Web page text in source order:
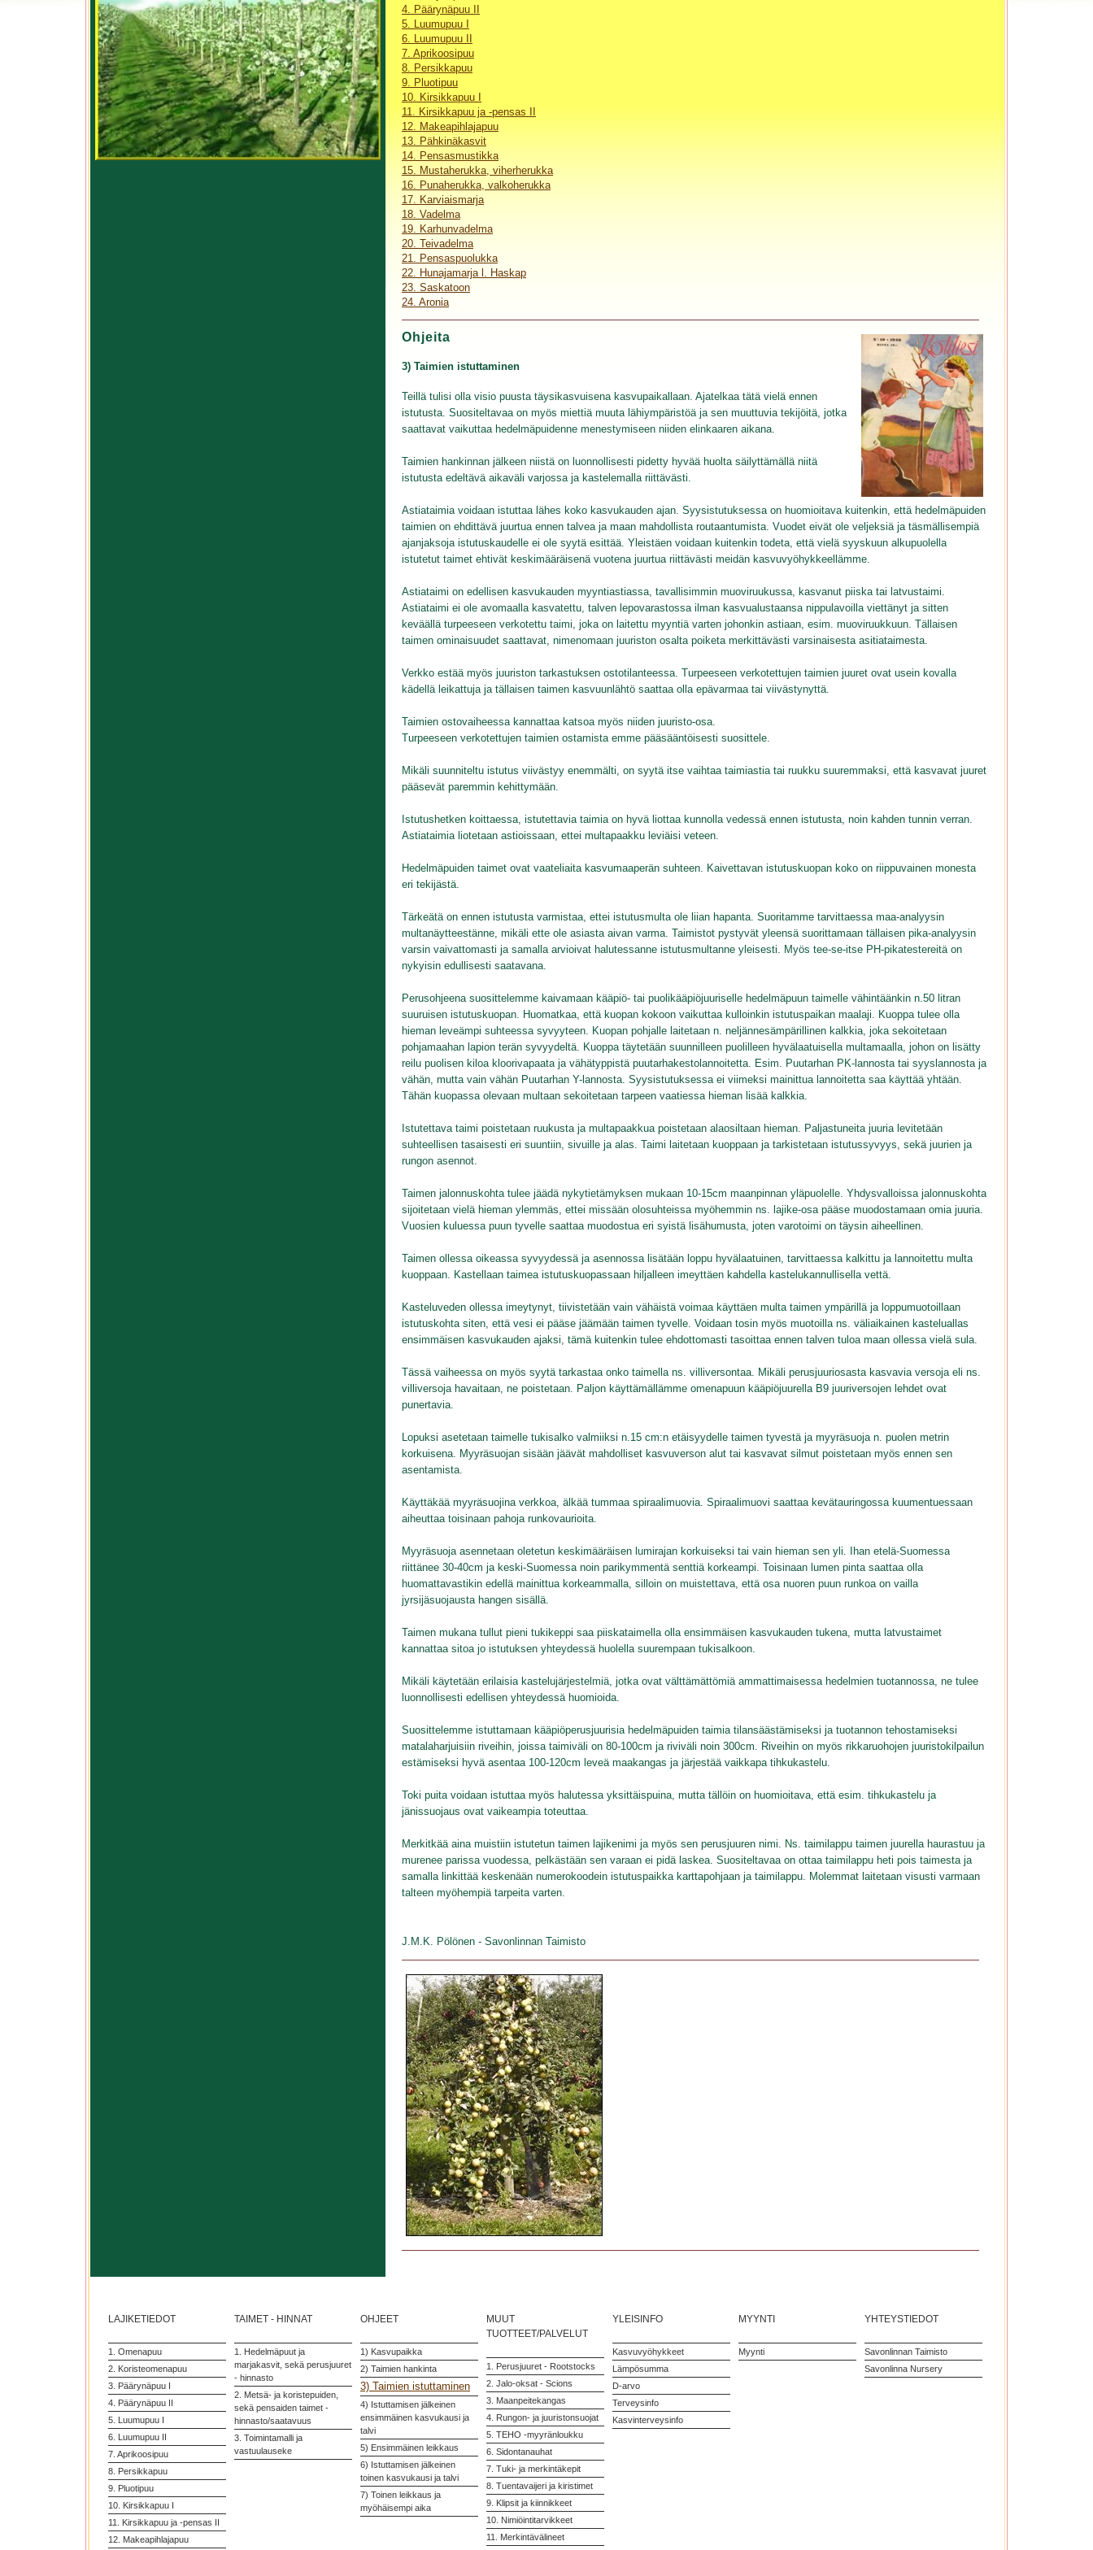
4. Päärynäpuu II
5. Luumupuu I
6. Luumupuu II
7. Aprikoosipuu
8. Persikkapuu
9. Pluotipuu
10. Kirsikkapuu I
11. Kirsikkapuu ja -pensas II
12. Makeapihlajapuu
13. Pähkinäkasvit
14. Pensasmustikka
15. Mustaherukka, viherherukka
16. Punaherukka, valkoherukka
17. Karviaismarja
18. Vadelma
19. Karhunvadelma
20. Teivadelma
21. Pensaspuolukka
22. Hunajamarja l. Haskap
23. Saskatoon
24. Aronia
Ohjeita
3) Taimien istuttaminen
Teillä tulisi olla visio puusta täysikasvuisena kasvupaikallaan. Ajatelkaa tätä vielä ennen
istutusta. Suositeltavaa on myös miettiä muuta lähiympäristöä ja sen muuttuvia tekijöitä, jotka
saattavat vaikuttaa hedelmäpuidenne menestymiseen niiden elinkaaren aikana.
Taimien hankinnan jälkeen niistä on luonnollisesti pidetty hyvää huolta säilyttämällä niitä
istutusta edeltävä aikaväli varjossa ja kastelemalla riittävästi.
Astiataimia voidaan istuttaa lähes koko kasvukauden ajan. Syysistutuksessa on huomioitava kuitenkin, että hedelmäpuiden
taimien on ehdittävä juurtua ennen talvea ja maan mahdollista routaantumista. Vuodet eivät ole veljeksiä ja täsmällisempiä
ajanjaksoja istutuskaudelle ei ole syytä esittää. Yleistäen voidaan kuitenkin todeta, että vielä syyskuun alkupuolella
istutetut taimet ehtivät keskimääräisenä vuotena juurtua riittävästi meidän kasvuvyöhykkeellämme.
Astiataimi on edellisen kasvukauden myyntiastiassa, tavallisimmin muoviruukussa, kasvanut piiska tai latvustaimi.
Astiataimi ei ole avomaalla kasvatettu, talven lepovarastossa ilman kasvualustaansa nippulavoilla viettänyt ja sitten
keväällä turpeeseen verkotettu taimi, joka on laitettu myyntiä varten johonkin astiaan, esim. muoviruukkuun. Tällaisen
taimen ominaisuudet saattavat, nimenomaan juuriston osalta poiketa merkittävästi varsinaisesta asitiataimesta.
Verkko estää myös juuriston tarkastuksen ostotilanteessa. Turpeeseen verkotettujen taimien juuret ovat usein kovalla
kädellä leikattuja ja tällaisen taimen kasvuunlähtö saattaa olla epävarmaa tai viivästynyttä.
Taimien ostovaiheessa kannattaa katsoa myös niiden juuristo-osa.
Turpeeseen verkotettujen taimien ostamista emme pääsääntöisesti suosittele.
Mikäli suunniteltu istutus viivästyy enemmälti, on syytä itse vaihtaa taimiastia tai ruukku suuremmaksi, että kasvavat juuret
pääsevät paremmin kehittymään.
Istutushetken koittaessa, istutettavia taimia on hyvä liottaa kunnolla vedessä ennen istutusta, noin kahden tunnin verran.
Astiataimia liotetaan astioissaan, ettei multapaakku leviäisi veteen.
Hedelmäpuiden taimet ovat vaateliaita kasvumaaperän suhteen. Kaivettavan istutuskuopan koko on riippuvainen monesta
eri tekijästä.
Tärkeätä on ennen istutusta varmistaa, ettei istutusmulta ole liian hapanta. Suoritamme tarvittaessa maa-analyysin
multanäytteestänne, mikäli ette ole asiasta aivan varma. Taimistot pystyvät yleensä suorittamaan tällaisen pika-analyysin
varsin vaivattomasti ja samalla arvioivat halutessanne istutusmultanne yleisesti. Myös tee-se-itse PH-pikatestereitä on
nykyisin edullisesti saatavana.
Perusohjeena suosittelemme kaivamaan kääpiö- tai puolikääpiöjuuriselle hedelmäpuun taimelle vähintäänkin n.50 litran
suuruisen istutuskuopan. Huomatkaa, että kuopan kokoon vaikuttaa kulloinkin istutuspaikan maalaji. Kuoppa tulee olla
hieman leveämpi suhteessa syvyyteen. Kuopan pohjalle laitetaan n. neljännesämpärillinen kalkkia, joka sekoitetaan
pohjamaahan lapion terän syvyydeltä. Kuoppa täytetään suunnilleen puolilleen hyvälaatuisella multamaalla, johon on lisätty
reilu puolisen kiloa kloorivapaata ja vähätyppistä puutarhakestolannoitetta. Esim. Puutarhan PK-lannosta tai syyslannosta ja
vähän, mutta vain vähän Puutarhan Y-lannosta. Syysistutuksessa ei viimeksi mainittua lannoitetta saa käyttää yhtään.
Tähän kuopassa olevaan multaan sekoitetaan tarpeen vaatiessa hieman lisää kalkkia.
Istutettava taimi poistetaan ruukusta ja multapaakkua poistetaan alaosiltaan hieman. Paljastuneita juuria levitetään
suhteellisen tasaisesti eri suuntiin, sivuille ja alas. Taimi laitetaan kuoppaan ja tarkistetaan istutussyvyys, sekä juurien ja
rungon asennot.
Taimen jalonnuskohta tulee jäädä nykytietämyksen mukaan 10-15cm maanpinnan yläpuolelle. Yhdysvalloissa jalonnuskohta
sijoitetaan vielä hieman ylemmäs, ettei missään olosuhteissa myöhemmin ns. lajike-osa pääse muodostamaan omia juuria.
Vuosien kuluessa puun tyvelle saattaa muodostua eri syistä lisähumusta, joten varotoimi on täysin aiheellinen.
Taimen ollessa oikeassa syvyydessä ja asennossa lisätään loppu hyvälaatuinen, tarvittaessa kalkittu ja lannoitettu multa
kuoppaan. Kastellaan taimea istutuskuopassaan hiljalleen imeyttäen kahdella kastelukannullisella vettä.
Kasteluveden ollessa imeytynyt, tiivistetään vain vähäistä voimaa käyttäen multa taimen ympärillä ja loppumuotoillaan
istutuskohta siten, että vesi ei pääse jäämään taimen tyvelle. Voidaan tosin myös muotoilla ns. väliaikainen kasteluallas
ensimmäisen kasvukauden ajaksi, tämä kuitenkin tulee ehdottomasti tasoittaa ennen talven tuloa maan ollessa vielä sula.
Tässä vaiheessa on myös syytä tarkastaa onko taimella ns. villiversontaa. Mikäli perusjuuriosasta kasvavia versoja eli ns.
villiversoja havaitaan, ne poistetaan. Paljon käyttämällämme omenapuun kääpiöjuurella B9 juuriversojen lehdet ovat
punertavia.
Lopuksi asetetaan taimelle tukisalko valmiiksi n.15 cm:n etäisyydelle taimen tyvestä ja myyräsuoja n. puolen metrin
korkuisena. Myyräsuojan sisään jäävät mahdolliset kasvuverson alut tai kasvavat silmut poistetaan myös ennen sen
asentamista.
Käyttäkää myyräsuojina verkkoa, älkää tummaa spiraalimuovia. Spiraalimuovi saattaa kevätauringossa kuumentuessaan
aiheuttaa toisinaan pahoja runkovaurioita.
Myyräsuoja asennetaan oletetun keskimääräisen lumirajan korkuiseksi tai vain hieman sen yli. Ihan etelä-Suomessa
riittänee 30-40cm ja keski-Suomessa noin parikymmentä senttiä korkeampi. Toisinaan lumen pinta saattaa olla
huomattavastikin edellä mainittua korkeammalla, silloin on muistettava, että osa nuoren puun runkoa on vailla
jyrsijäsuojausta hangen sisällä.
Taimen mukana tullut pieni tukikeppi saa piiskataimella olla ensimmäisen kasvukauden tukena, mutta latvustaimet
kannattaa sitoa jo istutuksen yhteydessä huolella suurempaan tukisalkoon.
Mikäli käytetään erilaisia kastelujärjestelmiä, jotka ovat välttämättömiä ammattimaisessa hedelmien tuotannossa, ne tulee
luonnollisesti edellisen yhteydessä huomioida.
Suosittelemme istuttamaan kääpiöperusjuurisia hedelmäpuiden taimia tilansäästämiseksi ja tuotannon tehostamiseksi
matalaharjuisiin riveihin, joissa taimiväli on 80-100cm ja riviväli noin 300cm. Riveihin on myös rikkaruohojen juuristokilpailun
estämiseksi hyvä asentaa 100-120cm leveä maakangas ja järjestää vaikkapa tihkukastelu.
Toki puita voidaan istuttaa myös halutessa yksittäispuina, mutta tällöin on huomioitava, että esim. tihkukastelu ja
jänissuojaus ovat vaikeampia toteuttaa.
Merkitkää aina muistiin istutetun taimen lajikenimi ja myös sen perusjuuren nimi. Ns. taimilappu taimen juurella haurastuu ja
murenee parissa vuodessa, pelkästään sen varaan ei pidä laskea. Suositeltavaa on ottaa taimilappu heti pois taimesta ja
samalla linkittää keskenään numerokoodein istutuspaikka karttapohjaan ja taimilappu. Molemmat laitetaan visusti varmaan
talteen myöhempiä tarpeita varten.
J.M.K. Pölönen - Savonlinnan Taimisto
LAJIKETIEDOT
1. Omenapuu
2. Koristeomenapuu
3. Päärynäpuu I
4. Päärynäpuu II
5. Luumupuu I
6. Luumupuu II
7. Aprikoosipuu
8. Persikkapuu
9. Pluotipuu
10. Kirsikkapuu I
11. Kirsikkapuu ja -pensas II
12. Makeapihlajapuu
TAIMET - HINNAT
1. Hedelmäpuut ja
marjakasvit, sekä perusjuuret
- hinnasto
2. Metsä- ja koristepuiden,
sekä pensaiden taimet -
hinnasto/saatavuus
3. Toimintamalli ja
vastuulauseke
OHJEET
1) Kasvupaikka
2) Taimien hankinta
3) Taimien istuttaminen
4) Istuttamisen jälkeinen
ensimmäinen kasvukausi ja
talvi
5) Ensimmäinen leikkaus
6) Istuttamisen jälkeinen
toinen kasvukausi ja talvi
7) Toinen leikkaus ja
myöhäisempi aika
MUUT
TUOTTEET/PALVELUT
1. Perusjuuret - Rootstocks
2. Jalo-oksat - Scions
3. Maanpeitekangas
4. Rungon- ja juuristonsuojat
5. TEHO -myyränloukku
6. Sidontanauhat
7. Tuki- ja merkintäkepit
8. Tuentavaijeri ja kiristimet
9. Klipsit ja kiinnikkeet
10. Nimiöintitarvikkeet
11. Merkintävälineet
YLEISINFO
Kasvuvyöhykkeet
Lämpösumma
D-arvo
Terveysinfo
Kasvinterveysinfo
MYYNTI
Myynti
YHTEYSTIEDOT
Savonlinnan Taimisto
Savonlinna Nursery